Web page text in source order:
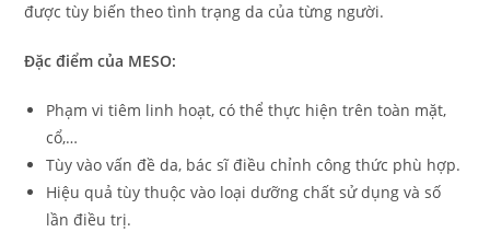
được tùy biến theo tình trạng da của từng người.
Đặc điểm của MESO:
Phạm vi tiêm linh hoạt, có thể thực hiện trên toàn mặt,
cổ,…
Tùy vào vấn đề da, bác sĩ điều chỉnh công thức phù hợp.
Hiệu quả tùy thuộc vào loại dưỡng chất sử dụng và số
lần điều trị.